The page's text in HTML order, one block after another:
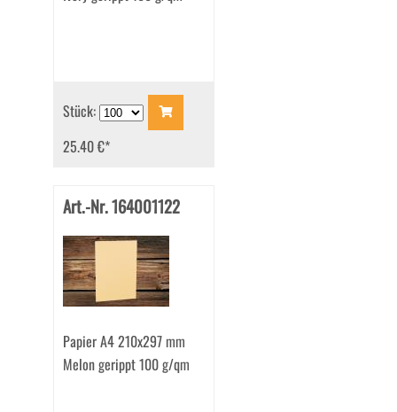
Stück:
25.40 €*
Art.-Nr. 164001122
Papier A4 210x297 mm
Melon gerippt 100 g/qm